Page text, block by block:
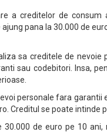
a creditelor de
pana la 30.000 de
sa creditele de
sau codebitori. Insa,
personale fara
Creditul se poate intinde
30.000 de euro pe 10